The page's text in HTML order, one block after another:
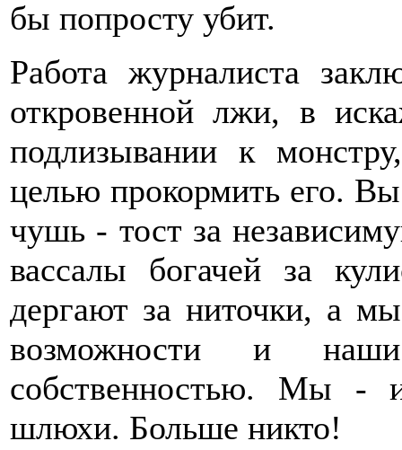
бы попросту убит.
Работа журналиста
откровенной лжи, в
подлизывании к
целью прокормить его.
чушь - тост за
вассалы богачей за
дергают за ниточки, а
возможности и
собственностью. Мы -
шлюхи. Больше никто!